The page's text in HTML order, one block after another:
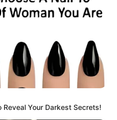
Reveal Your Darkest Secrets!